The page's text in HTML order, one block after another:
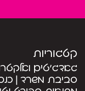
קטגוריות
גאדג’טים
סביבת משרד